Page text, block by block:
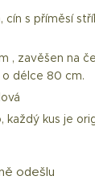
cín s příměsí
, zavěšen na
o délce 80 cm.
každý kus je
odešlu